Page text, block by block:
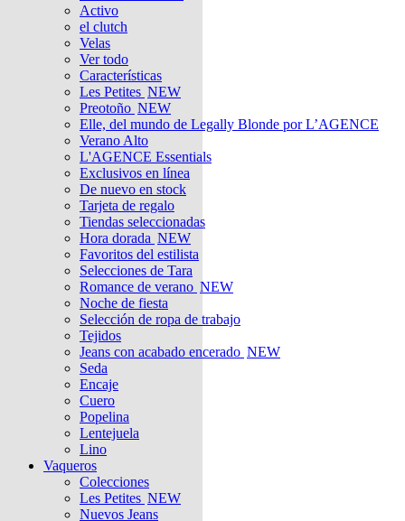
Activo
el clutch
Velas
Ver todo
Características
Les Petites NEW
Preotoño NEW
Elle, del mundo de Legally Blonde por L’AGENCE
Verano Alto
L'AGENCE Essentials
Exclusivos en línea
De nuevo en stock
Tarjeta de regalo
Tiendas seleccionadas
Hora dorada NEW
Favoritos del estilista
Selecciones de Tara
Romance de verano NEW
Noche de fiesta
Selección de ropa de trabajo
Tejidos
Jeans con acabado encerado NEW
Seda
Encaje
Cuero
Popelina
Lentejuela
Lino
Vaqueros
Colecciones
Les Petites NEW
Nuevos Jeans